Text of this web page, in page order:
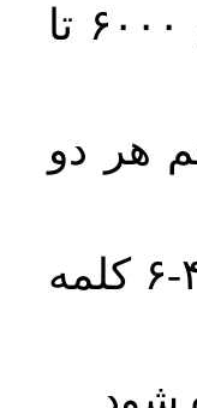
حجم کل مقاله با احتساب تمام بخش‌های مذکور در بند ۲، بین ۶۰۰۰ تا
هر دو
واژگان کلیدی بلافاصله پس از چکیده فارسی و انگلیسی و بین ۴-۶ کلمه